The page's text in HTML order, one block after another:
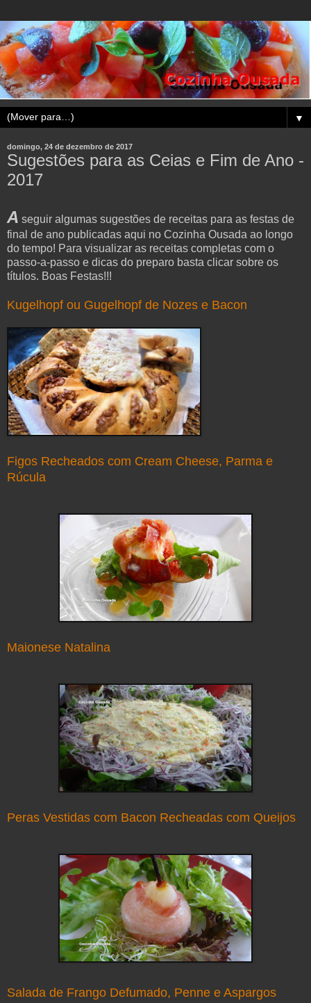
▼
domingo, 24 de dezembro de 2017
Sugestões para as Ceias e Fim de Ano -
2017
A seguir algumas sugestões de receitas para as festas de
final de ano publicadas aqui no Cozinha Ousada ao longo
do tempo! Para visualizar as receitas completas com o
passo-a-passo e dicas do preparo basta clicar sobre os
títulos. Boas Festas!!!
Kugelhopf ou Gugelhopf de Nozes e Bacon
Figos Recheados com Cream Cheese, Parma e
Rúcula
Maionese Natalina
Peras Vestidas com Bacon Recheadas com Queijos
Salada de Frango Defumado, Penne e Aspargos